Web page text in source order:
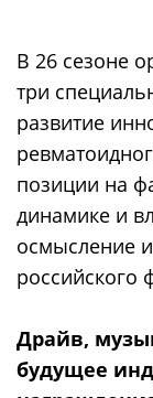
В 26 сезоне
три
развитие
позиции на
динамике и
осмысление
российского
Драйв,
будущее